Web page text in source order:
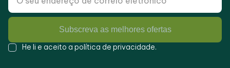
Subscreva as melhores ofertas
He li e aceito a política de privacidade.